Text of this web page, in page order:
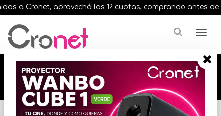
a Cronet, aprovechá las 12 cuotas, comprando antes de
🔥🔥🔥 12 cuotas, en todos nuestros artículos,
comprando antes de las 13 hrs. envíos en el
día 🔥🔥🔥